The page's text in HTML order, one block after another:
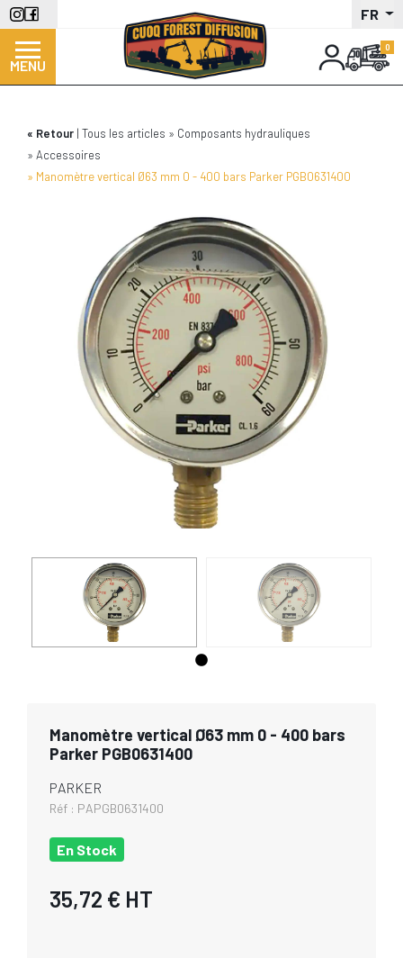
Aller
au
contenu
principal
FR
MENU
Retour Tous les articles
Composants hydrauliques
Accessoires
Manomètre vertical Ø63 mm 0 - 400 bars Parker PGB0631400
Manomètre vertical Ø63 mm 0 - 400 bars
Parker PGB0631400
PARKER
Réf : PAPGB0631400
En Stock
35,72 € HT